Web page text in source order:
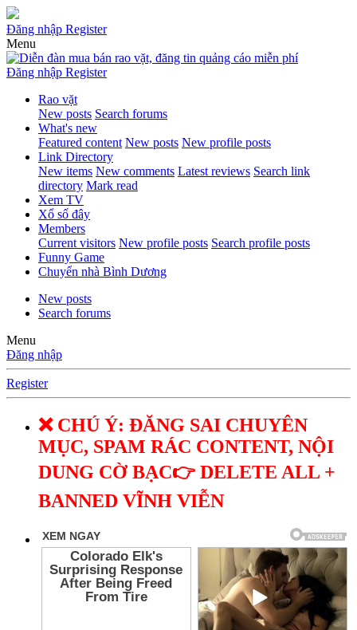
Đăng nhập Register
Menu
Đăng nhập Register
Rao vặt
New posts Search forums
What's new
Featured content New posts New profile posts
Link Directory
New items New comments Latest reviews Search link
directory Mark read
Xem TV
Xổ số đây
Members
Current visitors New profile posts Search profile posts
Funny Game
Chuyển nhà Bình Dương
New posts
Search forums
Menu
Đăng nhập
Register
❌ CHÚ Ý: ĐĂNG SAI CHUYÊN
MỤC, SPAM RÁC CONTENT, NỘI
DUNG CỜ BẠC👉 DELETE ALL +
BANNED VĨNH VIỄN